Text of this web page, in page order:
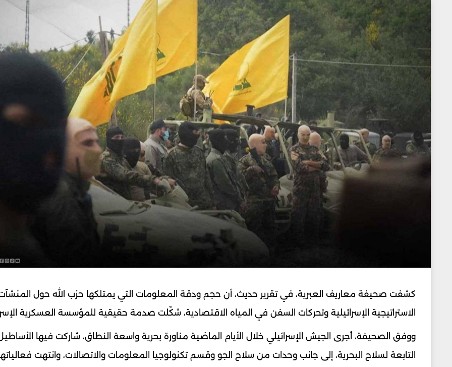
كشفت صحيفة معاريف العبرية، في تقرير حديث، أن حجم ودقة المعلومات التي يمتلكها حزب الله حول
الاستراتيجية الإسرائيلية وتحركات السفن في المياه الاقتصادية، شكّلت صدمة حقيقية للمؤسسة العسكرية
ووفق الصحيفة، أجرى الجيش الإسرائيلي خلال الأيام الماضية مناورة بحرية واسعة النطاق، شاركت فيها الأساطيل
التابعة لسلاح البحرية، إلى جانب وحدات من سلاح الجو وقسم تكنولوجيا المعلومات والاتصالات، وانتهت